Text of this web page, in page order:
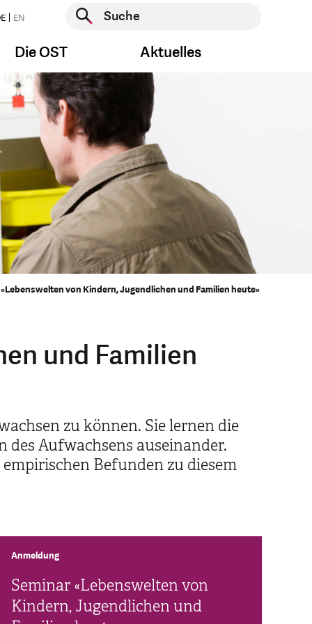
EN
Suche starten
Die OST Aktuelles
von Kindern, Jugendlichen und Familien heute»
und Familien
zu können. Sie lernen die
Aufwachsens auseinander.
Befunden zu diesem
Seminar «Lebenswelten von
Kindern, Jugendlichen und
Anmeldung